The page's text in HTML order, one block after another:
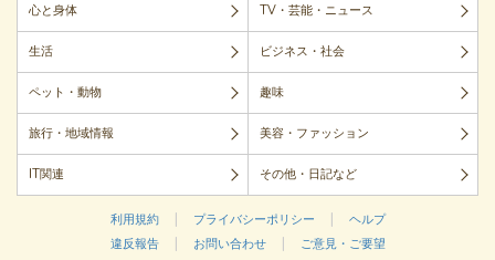
心と身体 TV・芸能・ニュース
生活 ビジネス・社会
ペット・動物 趣味
旅行・地域情報 美容・ファッション
IT関連 その他・日記など
利用規約 | プライバシーポリシー |
ヘルプ
違反報告
| お問い合わせ |
ご意見・ご要望